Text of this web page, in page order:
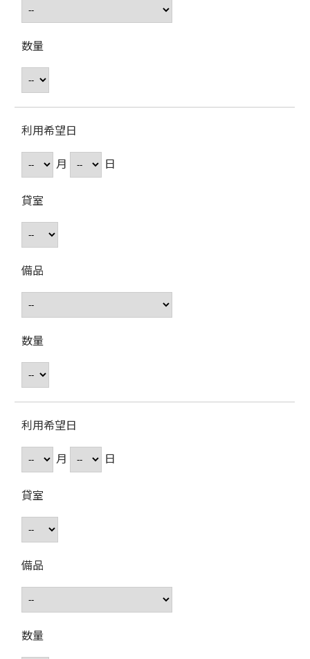
数量
利用希望日
月
日
貸室
備品
数量
利用希望日
月
日
貸室
備品
数量